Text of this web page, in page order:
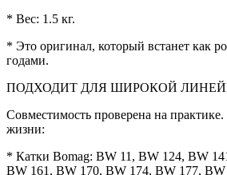
* Вес: 1.5 кг.
* Это оригинал, который встанет как
годами.
ПОДХОДИТ ДЛЯ ШИРОКОЙ
Совместимость проверена на практике.
жизни:
* Катки Bomag: BW 11, BW 124, BW
BW 161, BW 170, BW 174, BW 177,